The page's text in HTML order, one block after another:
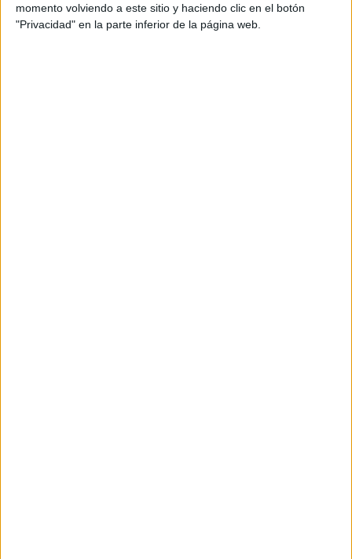
momento volviendo a este sitio y haciendo clic en el botón
"Privacidad" en la parte inferior de la página web.
Grado en Geología